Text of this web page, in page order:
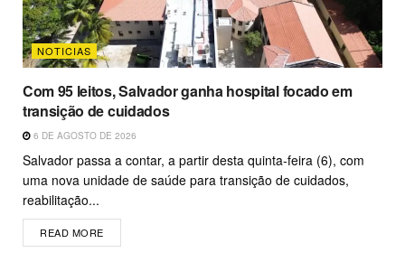
NOTICIAS
Com 95 leitos, Salvador ganha hospital focado em
transição de cuidados
6 DE AGOSTO DE 2026
Salvador passa a contar, a partir desta quinta-feira (6), com
uma nova unidade de saúde para transição de cuidados,
reabilitação...
READ MORE